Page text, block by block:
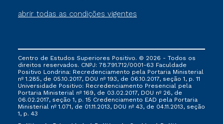
abrir todas as condições vigentes
vigente, que ainda não tenham efetivado e/ou não
tenham cancelado ou trancado sua matrícula em uma
via FIES, Prouni e outros programas governamentais, e
não se acumula com nenhuma outra campanha
ofertada pela Instituição.
Centro de Estudos Superiores Positivo. © 2026 - Todos os
direitos reservados. CNPJ: 78.791.712/0001-63 Faculdade
Positivo Londrina: Recredenciamento pela Portaria Ministerial
nº 1.285, de 05.10.2017, DOU nº 193, de 06.10.2017, seção 1, p. 11
Universidade Positivo: Recredenciamento Presencial ​pela
Portaria Ministerial nº 169, de 03.02.2017, DOU nº 26, de
06.02.2017, seção 1, p. 15 Credenciamento EAD pela Portaria
Ministerial nº 1.071, de 01.11.2013, DOU nº 43, de 04.11.2013, seção
1, p. 43